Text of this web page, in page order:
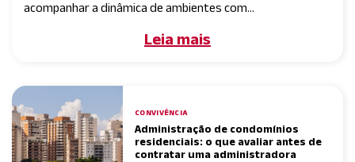
acompanhar a dinâmica de ambientes com...
Leia mais
CONVIVÊNCIA
Administração de condomínios
residenciais: o que avaliar antes de
contratar uma administradora